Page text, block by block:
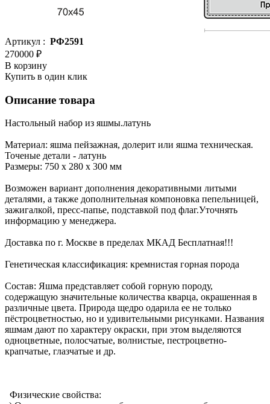
Артикул : РФ2591
270000 ₽
В корзину
Купить в один клик
Описание товара
Настольный набор из яшмы.латунь
Материал: яшма пейзажная, долерит или яшма техническая.
Точеные детали - латунь
Размеры: 750 x 280 x 300 мм
Возможен вариант дополнения декоративными литыми
деталями, а также дополнительная компоновка пепельницей,
зажигалкой, пресс-папье, подставкой под флаг.Уточнять
информацию у менеджера.
Доставка по г. Москве в пределах МКАД Бесплатная!!!
Генетическая классификация: кремнистая горная порода
Состав: Яшма представляет собой горную породу,
содержащую значительные количества кварца, окрашенная в
различные цвета. Природа щедро одарила ее не только
пёстроцветностью, но и удивительными рисунками. Названия
яшмам дают по характеру окраски, при этом выделяются
одноцветные, полосчатые, волнистые, пестроцветно-
крапчатые, глазчатые и др.
Физические свойства: